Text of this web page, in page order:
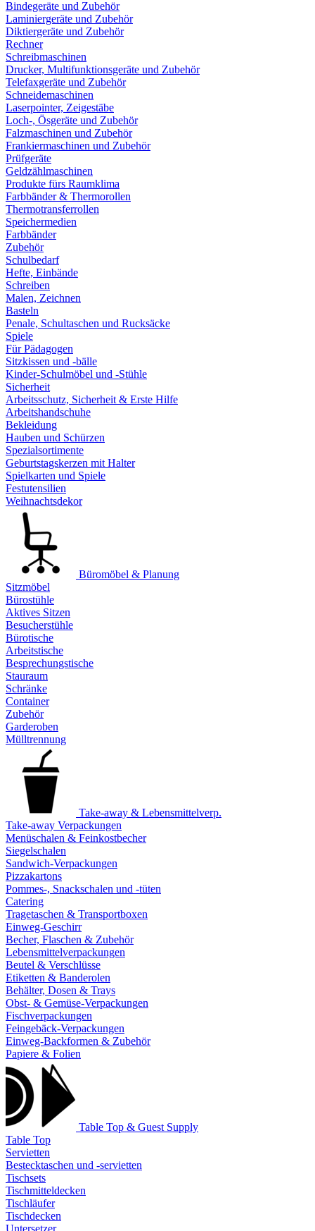
Bindegeräte und Zubehör
Laminiergeräte und Zubehör
Diktiergeräte und Zubehör
Rechner
Schreibmaschinen
Drucker, Multifunktionsgeräte und Zubehör
Telefaxgeräte und Zubehör
Schneidemaschinen
Laserpointer, Zeigestäbe
Loch-, Ösgeräte und Zubehör
Falzmaschinen und Zubehör
Frankiermaschinen und Zubehör
Prüfgeräte
Geldzählmaschinen
Produkte fürs Raumklima
Farbbänder & Thermorollen
Thermotransferrollen
Speichermedien
Farbbänder
Zubehör
Schulbedarf
Hefte, Einbände
Schreiben
Malen, Zeichnen
Basteln
Penale, Schultaschen und Rucksäcke
Spiele
Für Pädagogen
Sitzkissen und -bälle
Kinder-Schulmöbel und -Stühle
Sicherheit
Arbeitsschutz, Sicherheit & Erste Hilfe
Arbeitshandschuhe
Bekleidung
Hauben und Schürzen
Spezialsortimente
Geburtstagskerzen mit Halter
Spielkarten und Spiele
Festutensilien
Weihnachtsdekor
Büromöbel & Planung
Sitzmöbel
Bürostühle
Aktives Sitzen
Besucherstühle
Bürotische
Arbeitstische
Besprechungstische
Stauraum
Schränke
Container
Zubehör
Garderoben
Mülltrennung
Take-away & Lebensmittelverp.
Take-away Verpackungen
Menüschalen & Feinkostbecher
Siegelschalen
Sandwich-Verpackungen
Pizzakartons
Pommes-, Snackschalen und -tüten
Catering
Tragetaschen & Transportboxen
Einweg-Geschirr
Becher, Flaschen & Zubehör
Lebensmittelverpackungen
Beutel & Verschlüsse
Etiketten & Banderolen
Behälter, Dosen & Trays
Obst- & Gemüse-Verpackungen
Fischverpackungen
Feingebäck-Verpackungen
Einweg-Backformen & Zubehör
Papiere & Folien
Table Top & Guest Supply
Table Top
Servietten
Bestecktaschen und -servietten
Tischsets
Tischmitteldecken
Tischläufer
Tischdecken